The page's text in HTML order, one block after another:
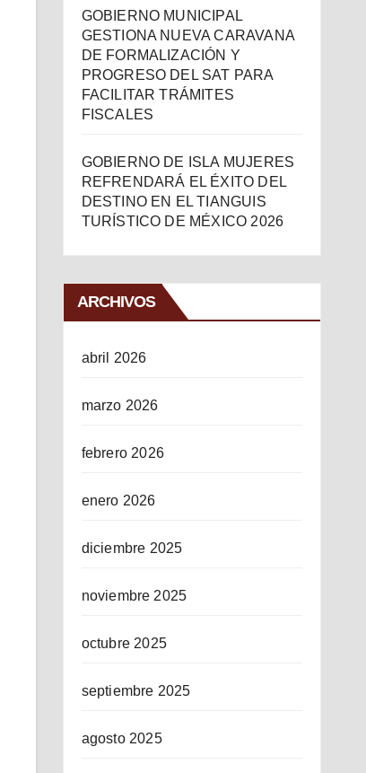
GOBIERNO MUNICIPAL
GESTIONA NUEVA CARAVANA
DE FORMALIZACIÓN Y
PROGRESO DEL SAT PARA
FACILITAR TRÁMITES
FISCALES
GOBIERNO DE ISLA MUJERES
REFRENDARÁ EL ÉXITO DEL
DESTINO EN EL TIANGUIS
TURÍSTICO DE MÉXICO 2026
ARCHIVOS
abril 2026
marzo 2026
febrero 2026
enero 2026
diciembre 2025
noviembre 2025
octubre 2025
septiembre 2025
agosto 2025